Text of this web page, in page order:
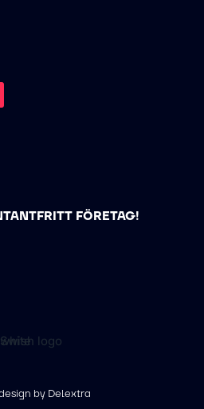
FÖRETAG!
by Delextra